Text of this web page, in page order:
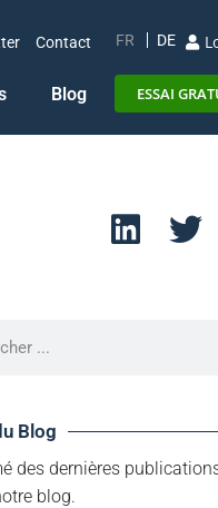
Contact FR DE
Blog ESSAI
Blog
des dernières
blog.